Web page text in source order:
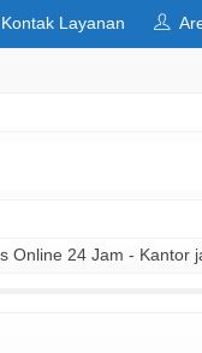
Layanan
Online 24 Jam - Kantor